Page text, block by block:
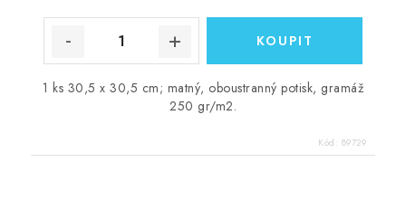
1 ks 30,5 x 30,5 cm; matný, oboustranný potisk, gramáž
250 gr/m2.
Kód: 89729